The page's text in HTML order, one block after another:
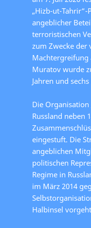
„Hizb-ut-Tahrir“-
angeblicher
terroristischen
zum Zwecke der
Machtergreifung
Muratov wurde
Jahren und
Die Organisation
Russland neben
eingestuft. Die
angeblichen
politischen
Regime in
im März 2014
Halbinsel